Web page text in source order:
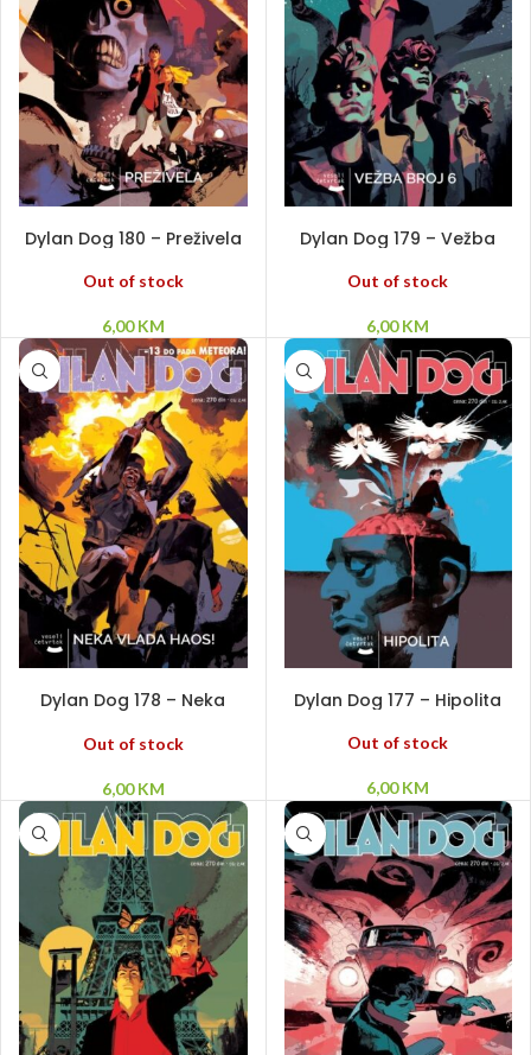
Dylan Dog 180 – Preživela
Out of stock
6,00KM
Dylan Dog 179 – Vežba
Out of stock
6,00KM
Dylan Dog 178 – Neka
Out of stock
6,00KM
Dylan Dog 177 – Hipolita
Out of stock
6,00KM